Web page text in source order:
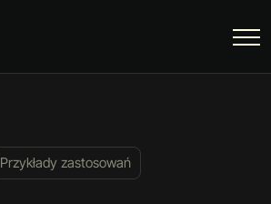
Przykłady zastosowań